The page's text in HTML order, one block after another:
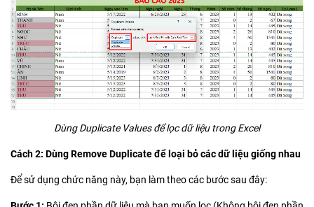
Dùng Duplicate Values để lọc dữ liệu trong Excel
Cách 2: Dùng Remove Duplicate để loại bỏ các dữ liệu giống nhau
Để sử dụng chức năng này, bạn làm theo các bước sau đây: